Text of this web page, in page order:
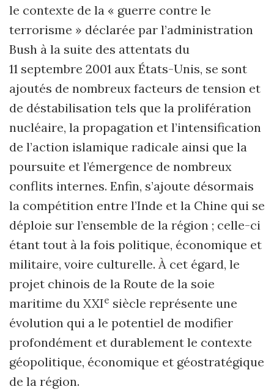
le contexte de la « guerre contre le
terrorisme » déclarée par l’administration
Bush à la suite des attentats du
11 septembre 2001 aux États-Unis, se sont
ajoutés de nombreux facteurs de tension et
de déstabilisation tels que la prolifération
nucléaire, la propagation et l’intensification
de l’action islamique radicale ainsi que la
poursuite et l’émergence de nombreux
conflits internes. Enfin, s’ajoute désormais
la compétition entre l’Inde et la Chine qui se
déploie sur l’ensemble de la région ; celle-ci
étant tout à la fois politique, économique et
militaire, voire culturelle. À cet égard, le
projet chinois de la Route de la soie
maritime du XXIe siècle représente une
évolution qui a le potentiel de modifier
profondément et durablement le contexte
géopolitique, économique et géostratégique
de la région.